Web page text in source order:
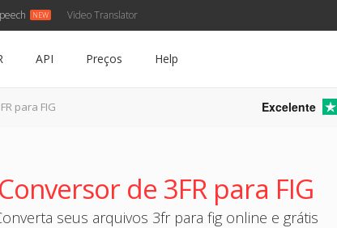
Video Translator
API Preços Help
para FIG Excelente
Conversor de 3FR para FIG
seus arquivos 3fr para fig online e grátis